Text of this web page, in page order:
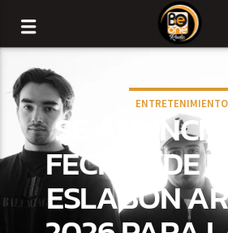
ENTRETENIMIENTO
SE
FECHAS DE
ESLABÓN